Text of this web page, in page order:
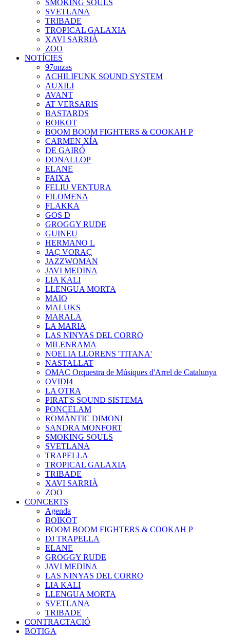
SMOKING SOULS
SVETLANA
TRIBADE
TROPICAL GALAXIA
XAVI SARRIÀ
ZOO
NOTÍCIES
97onzas
ACHILIFUNK SOUND SYSTEM
AUXILI
AVANT
AT VERSARIS
BASTARDS
BOIKOT
BOOM BOOM FIGHTERS & COOKAH P
CARMEN XÍA
DE GAIRÓ
DONALLOP
ELANE
FAIXA
FELIU VENTURA
FILOMENA
FLAKKA
GOS D
GROGGY RUDE
GUINEU
HERMANO L
JAÇ VORAÇ
JAZZWOMAN
JAVI MEDINA
LIA KALI
LLENGUA MORTA
MAIO
MALUKS
MARALA
LA MARIA
LAS NINYAS DEL CORRO
MILENRAMA
NOELIA LLORENS 'TITANA'
NASTALLAT
OMAC Orquestra de Músiques d'Arrel de Catalunya
OVIDI4
LA OTRA
PIRAT'S SOUND SISTEMA
PONCELAM
ROMÀNTIC DIMONI
SANDRA MONFORT
SMOKING SOULS
SVETLANA
TRAPELLA
TROPICAL GALAXIA
TRIBADE
XAVI SARRIÀ
ZOO
CONCERTS
Agenda
BOIKOT
BOOM BOOM FIGHTERS & COOKAH P
DJ TRAPELLA
ELANE
GROGGY RUDE
JAVI MEDINA
LAS NINYAS DEL CORRO
LIA KALI
LLENGUA MORTA
SVETLANA
TRIBADE
CONTRACTACIÓ
BOTIGA